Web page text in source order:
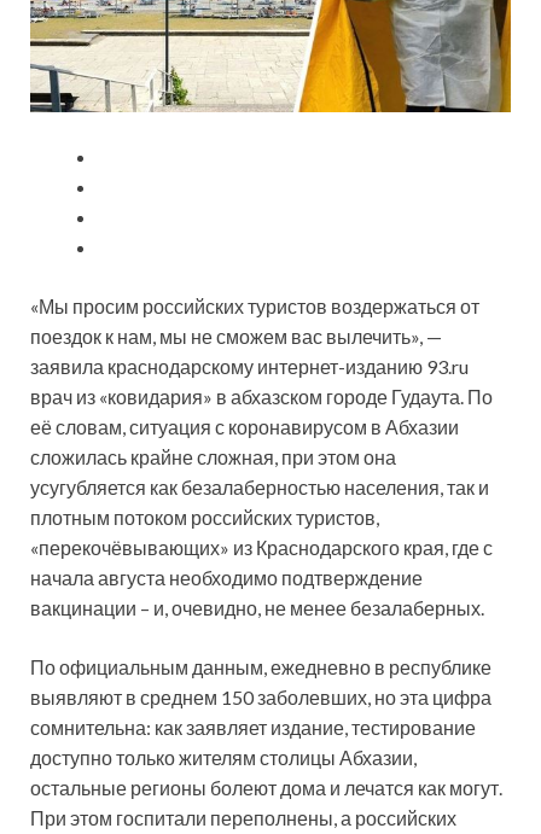
«Мы просим российских туристов воздержаться от
поездок к нам, мы не сможем вас вылечить», —
заявила краснодарскому интернет-изданию 93.ru
врач из «ковидария» в абхазском городе Гудаута. По
её словам, ситуация с коронавирусом в Абхазии
сложилась крайне сложная, при этом она
усугубляется как безалаберностью населения, так и
плотным потоком российских туристов,
«перекочёвывающих» из Краснодарского края, где с
начала августа необходимо подтверждение
вакцинации – и, очевидно, не менее безалаберных.
По официальным данным, ежедневно в республике
выявляют в среднем 150 заболевших, но эта цифра
сомнительна: как заявляет издание, тестирование
доступно только жителям столицы Абхазии,
остальные регионы болеют дома и лечатся как могут.
При этом госпитали переполнены, а российских